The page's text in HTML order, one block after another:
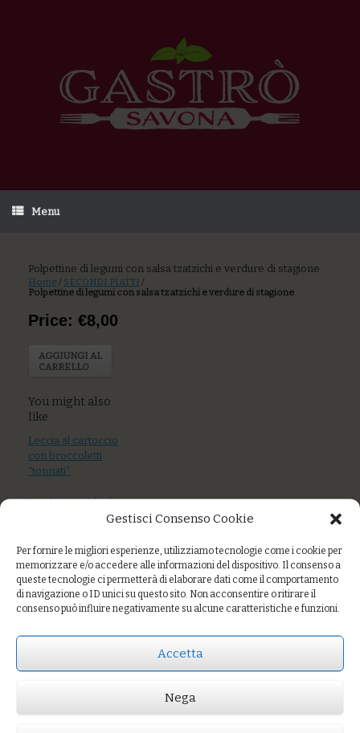
Gestisci Consenso Cookie
Per fornire le migliori esperienze, utilizziamo tecnologie come i cookie per
memorizzare e/o accedere alle informazioni del dispositivo. Il consenso a
queste tecnologie ci permetterà di elaborare dati come il comportamento
di navigazione o ID unici su questo sito. Non acconsentire o ritirare il
consenso può influire negativamente su alcune caratteristiche e funzioni.
Accetta
Nega
Menu
Polpettine di legumi con salsa tzatzichi e verdure di stagione
Home / SECONDI PIATTI /
Polpettine di legumi con salsa tzatzichi e verdure di stagione
Prezzo:€8,00
Price: €8,00
AGGIUNGI AL
CARRELLO
You might also
like
Leccia al cartoccio
con broccoletti
“tonnati”
Insalata tiepida di
olive taggiasche e
pomodoro secco
Uova pochè, chips
di cavolo nero e
pecorino